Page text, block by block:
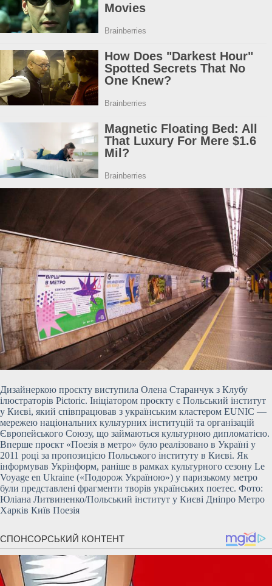
Дизайнеркою проєкту виступила Олена Старанчук з Клубу
ілюстраторів Pictoric. Ініціатором проєкту є Польський інститут
у Києві, який співпрацював з українським кластером EUNIC —
мережею національних культурних інституцій та організацій
Європейського Союзу, що займаються культурною дипломатією.
Вперше проєкт «Поезія в метро» було реалізовано в Україні у
2011 році за пропозицією Польського інституту в Києві. Як
інформував Укрінформ, раніше в рамках культурного сезону Le
Voyage en Ukraine («Подорож Україною») у паризькому метро
були представлені фрагменти творів українських поетес. Фото:
Юліана Литвиненко/Польський інститут у Києві Дніпро Метро
Харків Київ Поезія